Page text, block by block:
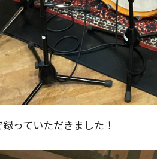
っていただきました！